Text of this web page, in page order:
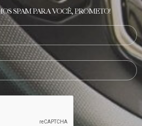
SPAM PARA VOCÊ, PROMETO!